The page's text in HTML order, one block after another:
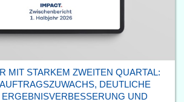
MIT STARKEM ZWEITEN QUARTAL:
DEUTLICHE
UND